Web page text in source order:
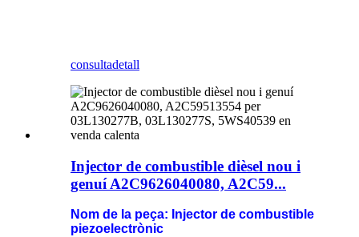
consultadetall
Injector de combustible dièsel nou i
genuí A2C9626040080, A2C59...
Nom de la peça: Injector de combustible
piezoelectrònic